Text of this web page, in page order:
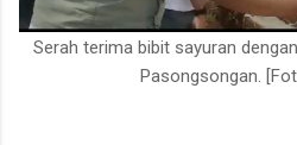
Serah terima bibit sayuran
Pasongsongan.